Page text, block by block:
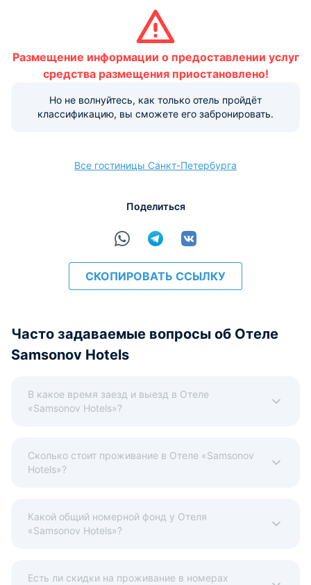
Условия и правила проживания:
Размещение домашних животных не допускается.
Варианты оплаты, доступные на ресепшене:
Безналичный Visa Euro/Mastercard МИР
Размещение информации о предоставлении услуг
средства размещения приостановлено!
Но не волнуйтесь, как только отель пройдёт
классификацию, вы сможете его забронировать.
Все гостиницы Санкт-Петербурга
Поделиться
СКОПИРОВАТЬ ССЫЛКУ
Часто задаваемые вопросы об Отеле
Samsonov Hotels
В какое время заезд и выезд в Отеле
«Samsonov Hotels»?
Сколько стоит проживание в Отеле «Samsonov
Hotels»?
Какой общий номерной фонд у Отеля
«Samsonov Hotels»?
Есть ли скидки на проживание в номерах